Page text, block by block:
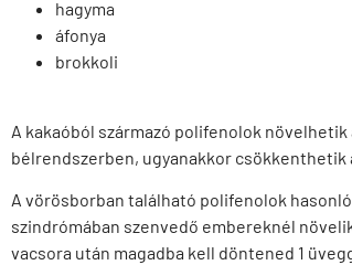
hagyma
áfonya
brokkoli
A kakaóból származó polifenolok
bélrendszerben, ugyanakkor
A vörösborban található polifenolok
szindrómában szenvedő embereknél
vacsora után magadba kell döntened 1